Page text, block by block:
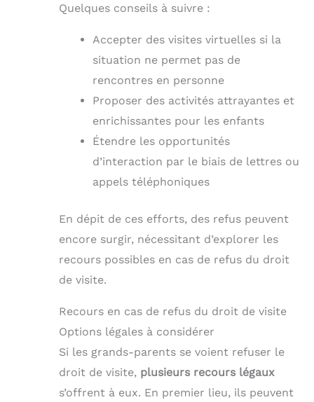
Quelques conseils à suivre :
Accepter des visites virtuelles si la
situation ne permet pas de
rencontres en personne
Proposer des activités attrayantes et
enrichissantes pour les enfants
Étendre les opportunités
d’interaction par le biais de lettres ou
appels téléphoniques
En dépit de ces efforts, des refus peuvent
encore surgir, nécessitant d’explorer les
recours possibles en cas de refus du droit
de visite.
Recours en cas de refus du droit de visite
Options légales à considérer
Si les grands-parents se voient refuser le
droit de visite, plusieurs recours légaux
s’offrent à eux. En premier lieu, ils peuvent